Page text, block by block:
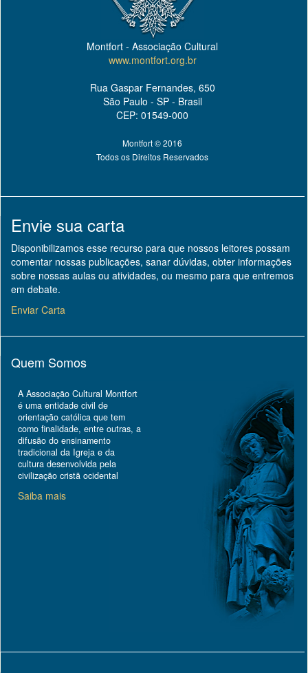
Montfort - Associação Cultural
www.montfort.org.br
Rua Gaspar Fernandes, 650
São Paulo - SP - Brasil
CEP: 01549-000
Montfort © 2016
Todos os Direitos Reservados
Envie sua carta
Disponibilizamos esse recurso para que nossos leitores possam
comentar nossas publicações, sanar dúvidas, obter informações
sobre nossas aulas ou atividades, ou mesmo para que entremos
em debate.
Enviar Carta
Quem Somos
A Associação Cultural Montfort
é uma entidade civil de
orientação católica que tem
como finalidade, entre outras, a
difusão do ensinamento
tradicional da Igreja e da
cultura desenvolvida pela
civilização cristã ocidental
Saiba mais